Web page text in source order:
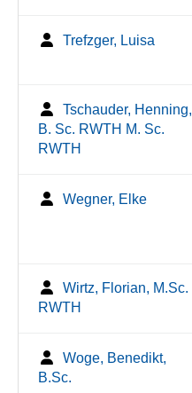
Trefzger, Luisa
Tschauder, Henning,
B. Sc. RWTH M. Sc.
RWTH
Wegner, Elke
Wirtz, Florian, M.Sc.
RWTH
Woge, Benedikt,
B.Sc.